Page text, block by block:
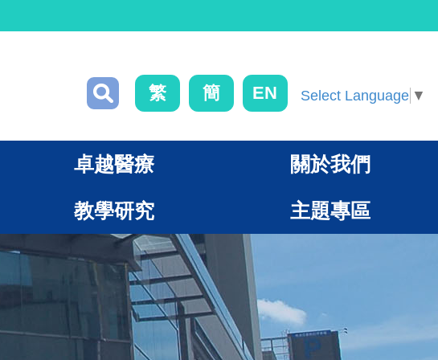
繁 簡 EN Select Language ▼
卓越醫療 關於我們
教學研究 主題專區